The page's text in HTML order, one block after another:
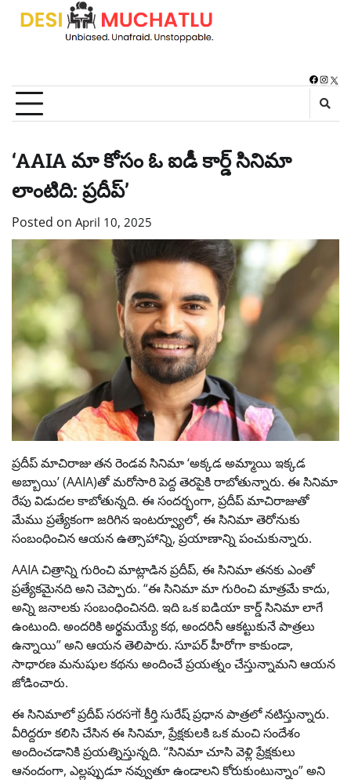
Skip
X
‘AAIA మా కోసం ఓ ఐడీ కార్డ్ సినిమా
లాంటిది: ప్రదీప్’
Posted on April 10, 2025
ప్రదీప్ మాచిరాజు తన రెండవ సినిమా ‘అక్కడ అమ్మాయి ఇక్కడ
అబ్బాయి’ (AAIA)తో మరోసారి పెద్ద తెరపైకి రాబోతున్నారు. ఈ సినిమా
రేపు విడుదల కాబోతున్నది. ఈ సందర్భంగా, ప్రదీప్ మాచిరాజుతో
మేము ప్రత్యేకంగా జరిగిన ఇంటర్వ్యూలో, ఈ సినిమా తెరోనుకు
సంబంధించిన ఆయన ఉత్సాహాన్ని, ప్రయాణాన్ని పంచుకున్నారు.
AAIA చిత్రాన్ని గురించి మాట్లాడిన ప్రదీప్, ఈ సినిమా తనకు ఎంతో
ప్రత్యేకమైనది అని చెప్పారు. “ఈ సినిమా మా గురించి మాత్రమే కాదు,
అన్ని జనాలకు సంబంధించినది. ఇది ఒక ఐడియా కార్డ్ సినిమా లాగే
ఉంటుంది. అందరికి అర్థమయ్యే కథ, అందరినీ ఆకట్టుకునే పాత్రలు
ఉన్నాయి” అని ఆయన తెలిపారు. సూపర్ హీరోగా కాకుండా,
సాధారణ మనుషుల కథను అందించే ప్రయత్నం చేస్తున్నామని ఆయన
జోడించారు.
ఈ సినిమాలో ప్రదీప్ సరసनों కీర్తి సురేష్ ప్రధాన పాత్రలో నటిస్తున్నారు.
వీరిద్దరూ కలిసి చేసిన ఈ సినిమా, ప్రేక్షకులకి ఒక మంచి సందేశం
అందించడానికి ప్రయత్నిస్తున్నది. “సినిమా చూసి వెళ్లి ప్రేక్షకులు
ఆనందంగా, ఎల్లప్పుడూ నవ్వుతూ ఉండాలని కోరుకుంటున్నాం” అని